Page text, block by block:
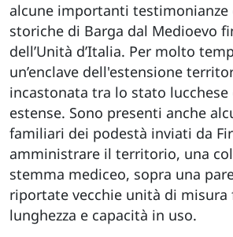
alcune importanti testimonianze
storiche di Barga dal Medioevo
dell’Unità d’Italia. Per molto
un’enclave dell'estensione
incastonata tra lo stato lucchese
estense. Sono presenti anche
familiari dei podestà inviati da
amministrare il territorio, una
stemma mediceo, sopra una
riportate vecchie unità di
lunghezza e capacità in uso.